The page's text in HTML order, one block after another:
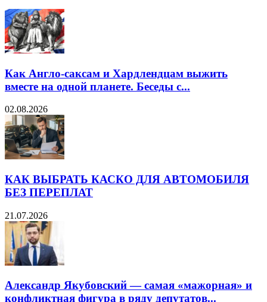
Как Англо-саксам и Хардлендцам выжить
вместе на одной планете. Беседы с...
02.08.2026
КАК ВЫБРАТЬ КАСКО ДЛЯ АВТОМОБИЛЯ
БЕЗ ПЕРЕПЛАТ
21.07.2026
Александр Якубовский — самая «мажорная» и
конфликтная фигура в ряду депутатов...